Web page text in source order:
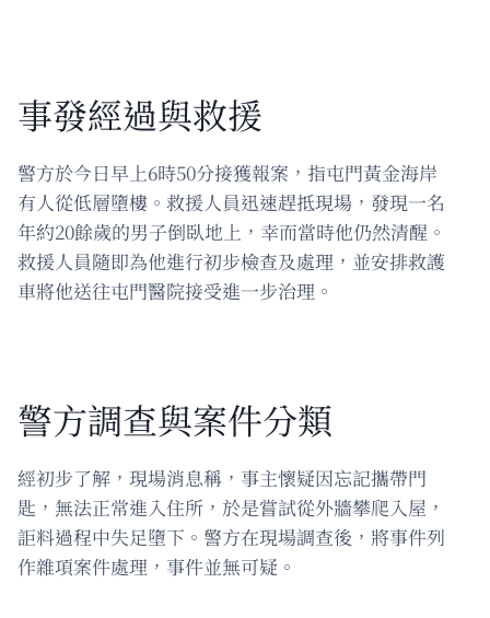
事發經過與救援
警方於今日早上6時50分接獲報案，指屯門黃金海岸
有人從低層墮樓。救援人員迅速趕抵現場，發現一名
年約20餘歲的男子倒臥地上，幸而當時他仍然清醒。
救援人員隨即為他進行初步檢查及處理，並安排救護
車將他送往屯門醫院接受進一步治理。
警方調查與案件分類
經初步了解，現場消息稱，事主懷疑因忘記攜帶門
匙，無法正常進入住所，於是嘗試從外牆攀爬入屋，
詎料過程中失足墮下。警方在現場調查後，將事件列
作雜項案件處理，事件並無可疑。